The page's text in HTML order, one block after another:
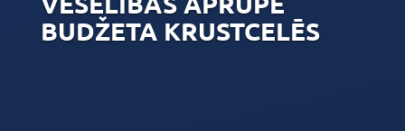
BUDŽETA KRUSTCELĒS